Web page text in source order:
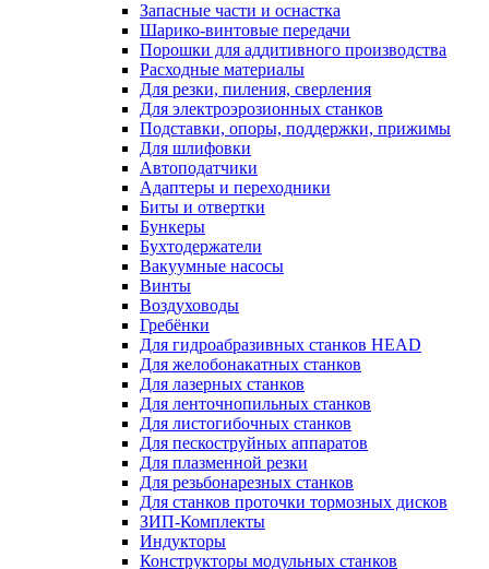
Запасные части и оснастка
Шарико-винтовые передачи
Порошки для аддитивного производства
Расходные материалы
Для резки, пиления, сверления
Для электроэрозионных станков
Подставки, опоры, поддержки, прижимы
Для шлифовки
Автоподатчики
Адаптеры и переходники
Биты и отвертки
Бункеры
Бухтодержатели
Вакуумные насосы
Винты
Воздуховоды
Гребёнки
Для гидроабразивных станков HEAD
Для желобонакатных станков
Для лазерных станков
Для ленточнопильных станков
Для листогибочных станков
Для пескоструйных аппаратов
Для плазменной резки
Для резьбонарезных станков
Для станков проточки тормозных дисков
ЗИП-Комплекты
Индукторы
Конструкторы модульных станков